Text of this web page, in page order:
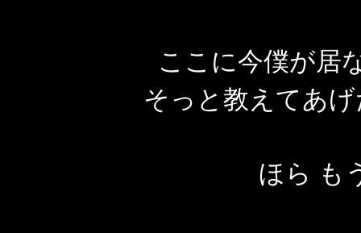
ここに今僕が居
そっと教えてあ
ほら も